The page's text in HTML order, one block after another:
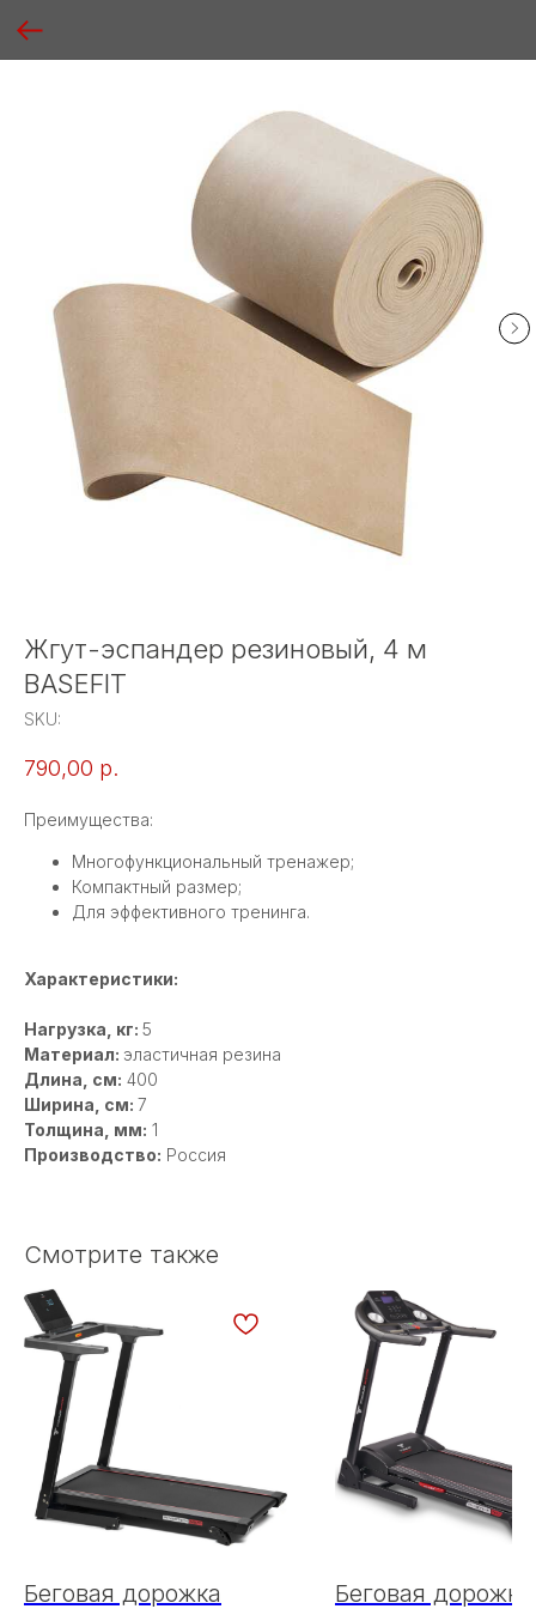
Жгут-эспандер резиновый, 4 м
BASEFIT
SKU:
790,00 р.
Преимущества:
Многофункциональный тренажер;
Компактный размер;
Для эффективного тренинга.
Характеристики:
Нагрузка, кг: 5
Материал: эластичная резина
Длина, см: 400
Ширина, см: 7
Толщина, мм: 1
Производство: Россия
Смотрите также
Беговая дорожка
Беговая дорожка